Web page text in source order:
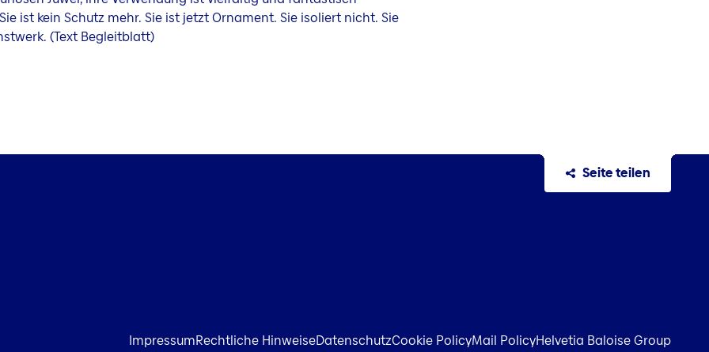
ist kein Schutz mehr. Sie ist jetzt Ornament. Sie isoliert nicht. Sie
(Text Begleitblatt)
Seite teilen
ImpressumRechtliche HinweiseDatenschutzCookie PolicyMail PolicyHelvetia Baloise Group